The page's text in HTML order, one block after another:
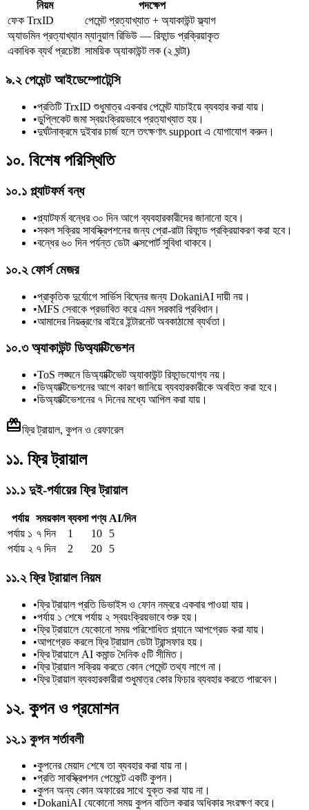
নিয়ম
পদক্ষেপ
ফেক TrxID
পেমেন্ট প্রত্যাখ্যাত + অ্যাকাউন্ট ফ্ল্যাগ
অ্যাডমিন প্রত্যাখ্যান ম্যানুয়াল রিভিউ — রিফান্ড প্রক্রিয়াকৃত
একাধিক ব্যর্থ প্রচেষ্টা সাময়িক অ্যাকাউন্ট লক (২ ঘন্টা)
৯.২ পেমেন্ট আইডেম্পোটেন্সি
•প্রতিটি TrxID শুধুমাত্র একবার পেমেন্ট যাচাইয়ে ব্যবহার করা যায়।
•ডুপ্লিকেট জমা স্বয়ংক্রিয়ভাবে প্রত্যাখ্যাত হয়।
•দুর্ঘটনাক্রমে দুইবার চার্জ হলে তৎক্ষণাৎ support এ যোগাযোগ করুন।
১০. বিশেষ পরিস্থিতি
১০.১ প্ল্যাটফর্ম বন্ধ
•প্ল্যাটফর্ম বন্ধের ৩০ দিন আগে ব্যবহারকারীদের জানানো হবে।
•সকল সক্রিয় সাবস্ক্রিপশনের জন্য প্রো-রাটা রিফান্ড প্রক্রিয়াকরণ করা হবে।
•বন্ধের ৬০ দিন পর্যন্ত ডেটা এক্সপোর্ট সুবিধা থাকবে।
১০.২ ফোর্স মেজর
•প্রাকৃতিক দুর্যোগে সার্ভিস বিঘ্নের জন্য DokaniAI দায়ী নয়।
•MFS সেবাকে প্রভাবিত করে এমন সরকারি প্রবিধান।
•আমাদের নিয়ন্ত্রণের বাইরে ইন্টারনেট অবকাঠামো ব্যর্থতা।
১০.৩ অ্যাকাউন্ট ডিঅ্যাক্টিভেশন
•ToS লঙ্ঘনে ডিঅ্যাক্টিভেট অ্যাকাউন্ট রিফান্ডযোগ্য নয়।
•ডিঅ্যাক্টিভেশনের আগে কারণ জানিয়ে ব্যবহারকারীকে অবহিত করা হবে।
•ডিঅ্যাক্টিভেশনের ৭ দিনের মধ্যে আপিল করা যায়।
card_giftcardফ্রি ট্রায়াল, কুপন ও রেফারেল
১১. ফ্রি ট্রায়াল
১১.১ দুই-পর্যায়ের ফ্রি ট্রায়াল
পর্যায় সময়কাল ব্যবসা পণ্য AI/দিন
পর্যায় ১ ৭ দিন 1 10
5
পর্যায় ২ ৭ দিন 2 20 5
১১.২ ফ্রি ট্রায়াল নিয়ম
•ফ্রি ট্রায়াল প্রতি ডিভাইস ও ফোন নম্বরে একবার পাওয়া যায়।
•পর্যায় ১ শেষে পর্যায় ২ স্বয়ংক্রিয়ভাবে শুরু হয়।
•ফ্রি ট্রায়ালে যেকোনো সময় পরিশোধিত প্ল্যানে আপগ্রেড করা যায়।
•আপগ্রেড করলে ফ্রি ট্রায়াল ডেটা ট্রান্সফার হয়।
•ফ্রি ট্রায়ালে AI কমান্ড দৈনিক ৫টি সীমিত।
•ফ্রি ট্রায়াল সক্রিয় করতে কোন পেমেন্ট তথ্য লাগে না।
•ফ্রি ট্রায়াল ব্যবহারকারীরা শুধুমাত্র কোর ফিচার ব্যবহার করতে পারবেন।
১২. কুপন ও প্রমোশন
১২.১ কুপন শর্তাবলী
•কুপনের মেয়াদ শেষে তা ব্যবহার করা যায় না।
•প্রতি সাবস্ক্রিপশন পেমেন্টে একটি কুপন।
•কুপন অন্য কোন অফারের সাথে যুক্ত করা যায় না।
•DokaniAI যেকোনো সময় কুপন বাতিল করার অধিকার সংরক্ষণ করে।